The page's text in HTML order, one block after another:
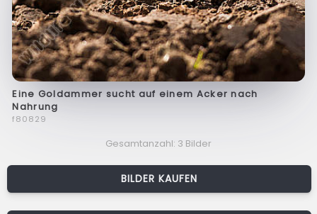
Eine Goldammer sucht auf einem Acker nach
Nahrung
f80829
Gesamtanzahl: 3 Bilder
BILDER KAUFEN